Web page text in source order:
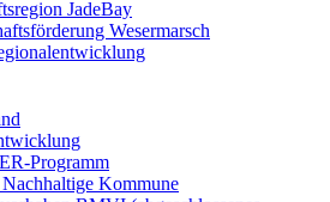
JadeBay
Wesermarsch
Programm
Kommune